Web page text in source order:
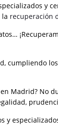
y
la recuperación
cumpliendo
Madrid? No